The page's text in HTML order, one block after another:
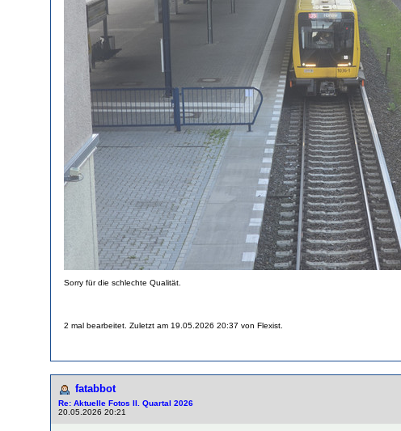
Sorry für die schlechte Qualität.
2 mal bearbeitet. Zuletzt am 19.05.2026 20:37 von Flexist.
fatabbot
Re: Aktuelle Fotos II. Quartal 2026
20.05.2026 20:21